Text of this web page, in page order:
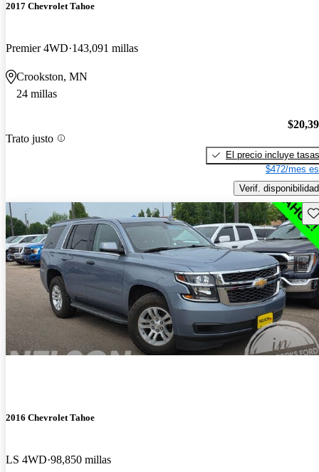
2017 Chevrolet Tahoe
Premier 4WD 143,091 millas
Crookston, MN
24 millas
Trato justo
El precio incluye tasas
$472/mes
Verif. disponibilidad
2016 Chevrolet Tahoe
LS 4WD 98,850 millas